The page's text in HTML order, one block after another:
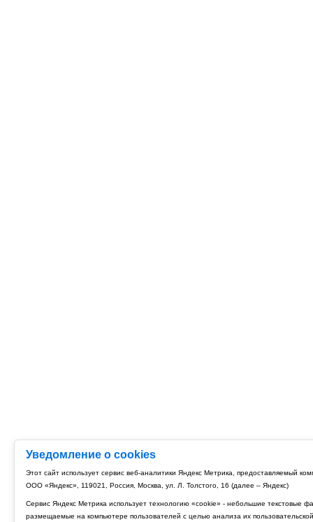
Уведомление о cookies
Этот сайт использует сервис веб-аналитики Яндекс Метрика, предоставляемый
ООО «Яндекс», 119021, Россия, Москва, ул. Л. Толстого, 16 (далее – Яндекс)
Сервис Яндекс Метрика использует технологию «cookie» - небольшие текстовые
размещаемые на компьютере пользователей с целью анализа их пользовательской